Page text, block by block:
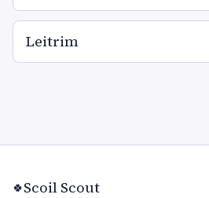
Leitrim
🍀Scoil Scout